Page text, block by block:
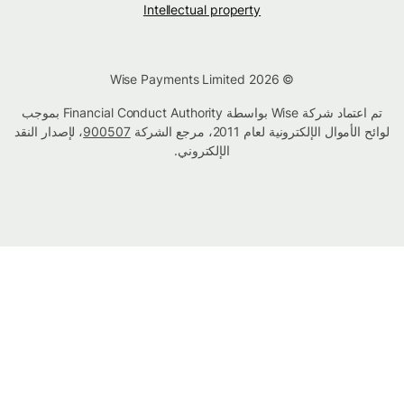
Intellectual property
تم اعتماد شركة Wise بواسطة Financial Conduct Authority بموجب
لوائح الأموال الإلكترونية لعام 2011، مرجع الشركة
900507، لإصدار النقد
الإلكتروني.